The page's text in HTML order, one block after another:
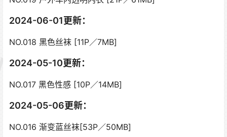
2024-06-01更新：
NO.018 黑色丝袜 [11P／7MB]
2024-05-10更新：
NO.017 黑色性感 [10P／14MB]
2024-05-06更新：
NO.016 渐变蓝丝袜[53P／50MB]